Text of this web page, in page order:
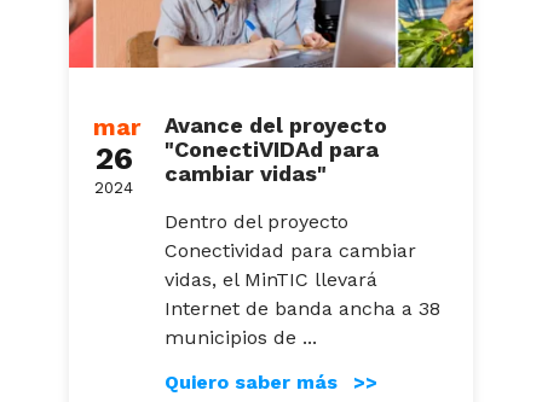
mar
26
2024
Avance del proyecto
"ConectiVIDAd para
cambiar vidas"
Dentro del proyecto
Conectividad para cambiar
vidas, el MinTIC llevará
Internet de banda ancha a 38
municipios de ...
Quiero saber más >>